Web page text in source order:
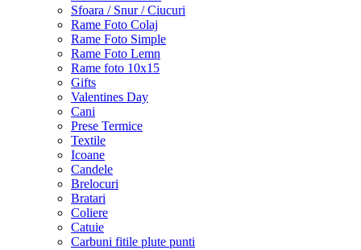
Sfoara / Snur / Ciucuri
Rame Foto Colaj
Rame Foto Simple
Rame Foto Lemn
Rame foto 10x15
Gifts
Valentines Day
Cani
Prese Termice
Textile
Icoane
Candele
Brelocuri
Bratari
Coliere
Catuie
Carbuni fitile plute punti